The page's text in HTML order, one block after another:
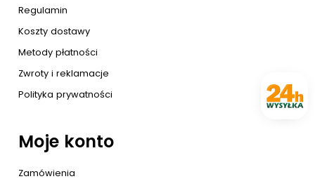
Regulamin
Koszty dostawy
Metody płatności
Zwroty i reklamacje
Polityka prywatności
Moje konto
Zamówienia